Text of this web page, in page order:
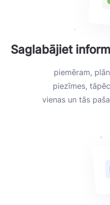
Saglabājiet
piemēram,
piezīmes,
vienas un tās